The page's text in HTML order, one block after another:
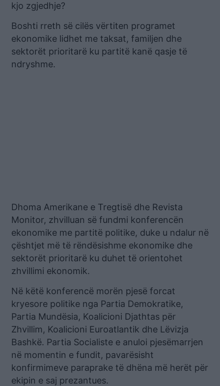
kjo zgjedhje?
Boshti rreth së cilës vërtiten programet
ekonomike lidhet me taksat, familjen dhe
sektorët prioritarë ku partitë kanë qasje të
ndryshme.
Dhoma Amerikane e Tregtisë dhe Revista
Monitor, zhvilluan së fundmi konferencën
ekonomike me partitë politike, duke u ndalur në
çështjet më të rëndësishme ekonomike dhe
sektorët prioritarë ku duhet të orientohet
zhvillimi ekonomik.
Në këtë konferencë morën pjesë forcat
kryesore politike nga Partia Demokratike,
Partia Mundësia, Koalicioni Djathtas për
Zhvillim, Koalicioni Euroatlantik dhe Lëvizja
Bashkë. Partia Socialiste e anuloi pjesëmarrjen
në momentin e fundit, pavarësisht
konfirmimeve paraprake të dhëna më herët për
ekipin e saj prezantues.